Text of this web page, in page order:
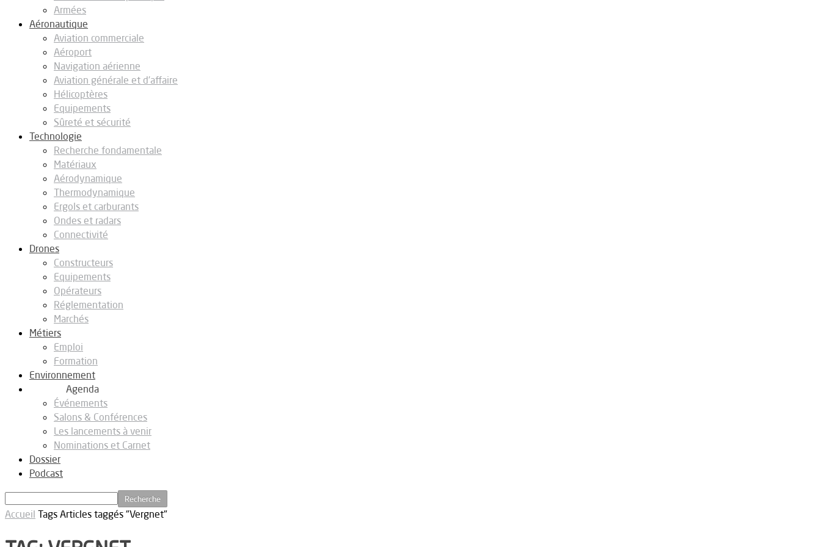
Armées
Aéronautique
Aviation commerciale
Aéroport
Navigation aérienne
Aviation générale et d’affaire
Hélicoptères
Equipements
Sûreté et sécurité
Technologie
Recherche fondamentale
Matériaux
Aérodynamique
Thermodynamique
Ergols et carburants
Ondes et radars
Connectivité
Drones
Constructeurs
Equipements
Opérateurs
Réglementation
Marchés
Métiers
Emploi
Formation
Environnement
Agenda
Événements
Salons & Conférences
Les lancements à venir
Nominations et Carnet
Dossier
Podcast
Accueil Tags Articles taggés "Vergnet"